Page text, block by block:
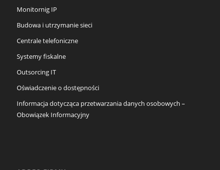
Monitornig IP
Budowa i utrzymanie sieci
Centrale telefoniczne
Systemy fiskalne
Outsorcing IT
Oświadczenie o dostępności
Informacja dotycząca przetwarzania danych osobowych –
Obowiązek Informacyjny